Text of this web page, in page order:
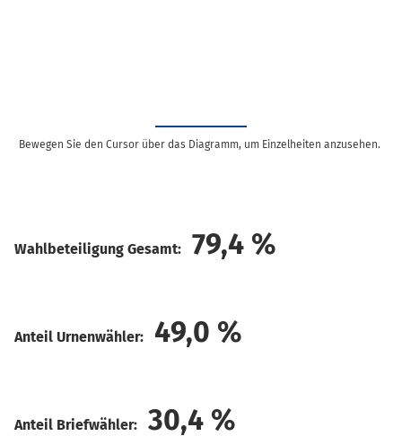
Bewegen Sie den Cursor über das Diagramm, um Einzelheiten anzusehen.
Wahlbeteiligung Gesamt: 79,4 %
Anteil Urnenwähler: 49,0 %
Anteil Briefwähler: 30,4 %